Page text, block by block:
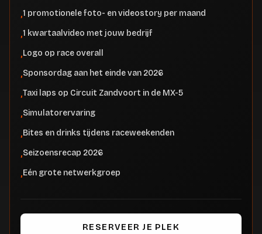
,1 promotionele foto- en videostory per maand
,1 kwartaalvideo met jouw bedrijf
,Logo op race overall
,Sponsordag aan het einde van 2026
,Taxi laps op Circuit Zandvoort in de MX-5
,Simulatorervaring
,Bites en drinks tijdens raceweekenden
,Seizoensrecap 2026
,Eén grote netwerkgroep
RESERVEER JE PLEK